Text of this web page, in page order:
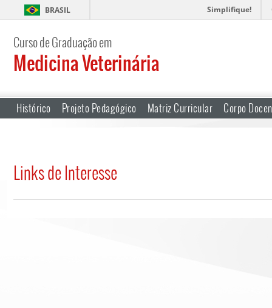
BRASIL Simplifique!
Curso de Graduação em
Medicina Veterinária
Histórico Projeto Pedagógico Matriz Curricular Corpo
Links de Interesse